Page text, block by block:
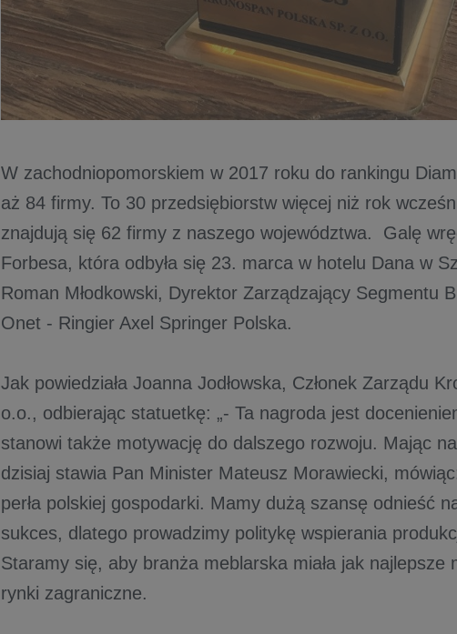
W zachodniopomorskiem w 2017 roku do rankingu
aż 84 firmy. To 30 przedsiębiorstw więcej niż rok
znajdują się 62 firmy z naszego województwa. Galę
Forbesa, która odbyła się 23. marca w hotelu Dana w
Roman Młodkowski, Dyrektor Zarządzający Segmentu
Onet - Ringier Axel Springer Polska.
Jak powiedziała Joanna Jodłowska, Członek Zarządu
o.o., odbierając statuetkę: „- Ta nagroda jest
stanowi także motywację do dalszego rozwoju. Mając
dzisiaj stawia Pan Minister Mateusz Morawiecki,
perła polskiej gospodarki. Mamy dużą szansę odnieść
sukces, dlatego prowadzimy politykę wspierania
Staramy się, aby branża meblarska miała jak najlepsze
rynki zagraniczne.